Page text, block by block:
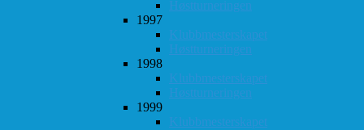
Høstturneringen
1997
Klubbmesterskapet
Høstturneringen
1998
Klubbmesterskapet
Høstturneringen
1999
Klubbmesterskapet